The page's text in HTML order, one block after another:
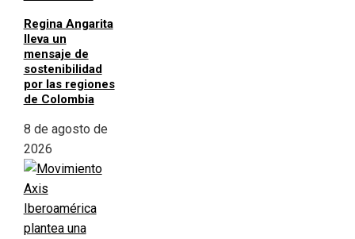
Regina Angarita
lleva un
mensaje de
sostenibilidad
por las regiones
de Colombia
8 de agosto de
2026